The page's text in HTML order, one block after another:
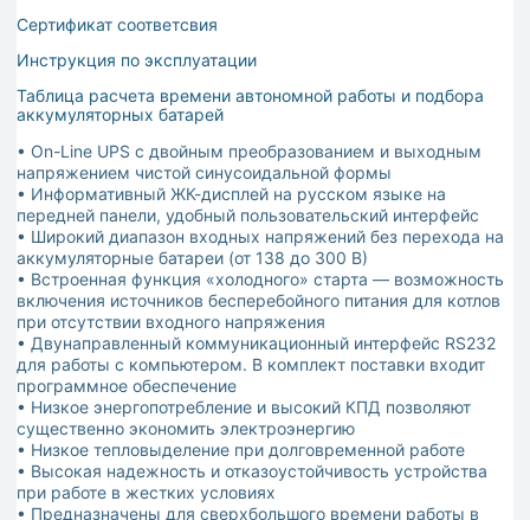
Сертификат соответсвия
Инструкция по эксплуатации
Таблица расчета времени автономной работы и подбора
аккумуляторных батарей
• On-Line UPS с двойным преобразованием и выходным
напряжением чистой синусоидальной формы
• Информативный ЖК-дисплей на русском языке на
передней панели, удобный пользовательский интерфейс
• Широкий диапазон входных напряжений без перехода на
аккумуляторные батареи (от 138 до 300 В)
• Встроенная функция «холодного» старта — возможность
включения источников бесперебойного питания для котлов
при отсутствии входного напряжения
• Двунаправленный коммуникационный интерфейс RS232
для работы с компьютером. В комплект поставки входит
программное обеспечение
• Низкое энергопотребление и высокий КПД позволяют
существенно экономить электроэнергию
• Низкое тепловыделение при долговременной работе
• Высокая надежность и отказоустойчивость устройства
при работе в жестких условиях
• Предназначены для сверхбольшого времени работы в